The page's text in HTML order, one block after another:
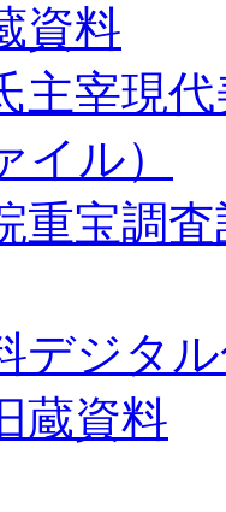
資料
主宰現
イル）
重宝調
デジタ
蔵資料